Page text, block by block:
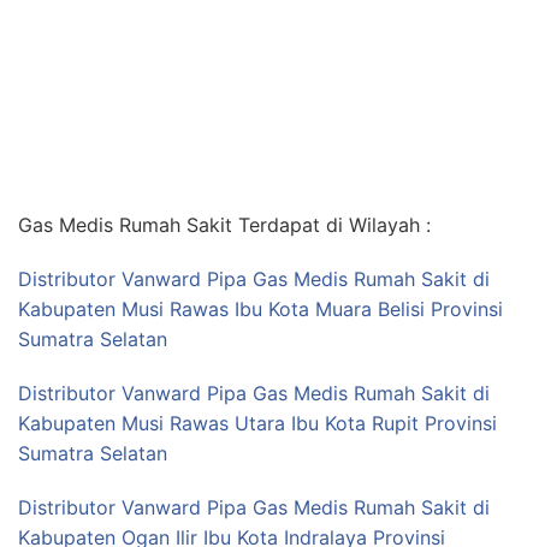
Gas Medis Rumah Sakit Terdapat di Wilayah :
Distributor Vanward Pipa Gas Medis Rumah Sakit di
Kabupaten Musi Rawas Ibu Kota Muara Belisi Provinsi
Sumatra Selatan
Distributor Vanward Pipa Gas Medis Rumah Sakit di
Kabupaten Musi Rawas Utara Ibu Kota Rupit Provinsi
Sumatra Selatan
Distributor Vanward Pipa Gas Medis Rumah Sakit di
Kabupaten Ogan Ilir Ibu Kota Indralaya Provinsi